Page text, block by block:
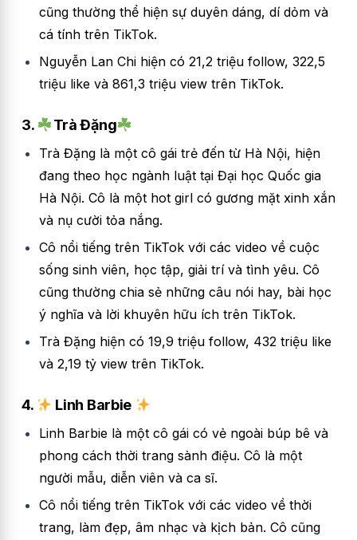
cũng thường thể hiện sự duyên dáng, dí dỏm và
cá tính trên TikTok.
Nguyễn Lan Chi hiện có 21,2 triệu follow, 322,5
triệu like và 861,3 triệu view trên TikTok.
3. Trà Đặng
Trà Đặng là một cô gái trẻ đến từ Hà Nội, hiện
đang theo học ngành luật tại Đại học Quốc gia
Hà Nội. Cô là một hot girl có gương mặt xinh xắn
và nụ cười tỏa nắng.
Cô nổi tiếng trên TikTok với các video về cuộc
sống sinh viên, học tập, giải trí và tình yêu. Cô
cũng thường chia sẻ những câu nói hay, bài học
ý nghĩa và lời khuyên hữu ích trên TikTok.
Trà Đặng hiện có 19,9 triệu follow, 432 triệu like
và 2,19 tỷ view trên TikTok.
4. Linh Barbie
Linh Barbie là một cô gái có vẻ ngoài búp bê và
phong cách thời trang sành điệu. Cô là một
người mẫu, diễn viên và ca sĩ.
Cô nổi tiếng trên TikTok với các video về thời
trang, làm đẹp, âm nhạc và kịch bản. Cô cũng